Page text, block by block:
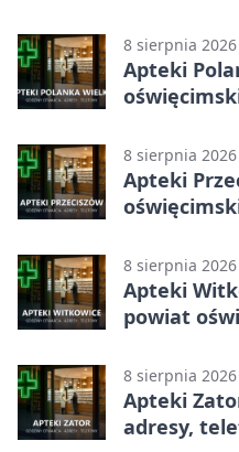
8 sierpnia 2026
Apteki
8 sierpnia 2026
Apteki
8 sierpnia 2026
Apteki
powiat
8 sierpnia 2026
Apteki
adresy,